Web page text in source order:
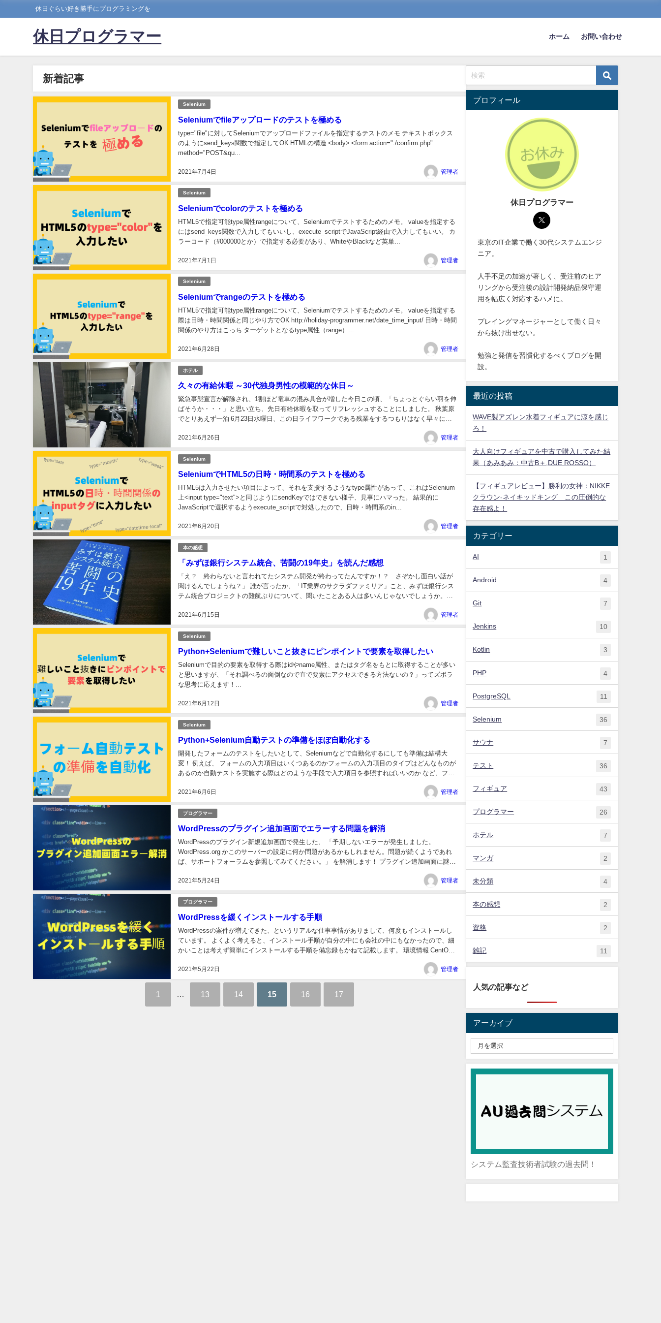
休日ぐらい好き勝手にプログラミングを
休日プログラマー ホーム お問い合わせ
新着記事
Selenium
Seleniumでfileアップロードのテストを極める
2021年7月4日
type="file"に対してSeleniumでアップロードファイルを指定するテストのメモ テキストボックス
のようにsend_keys関数で指定してOK HTMLの構造 <body> <form action="./confirm.php"
method="POST&qu...
管理者
Selenium
Seleniumでcolorのテストを極める
2021年7月1日
HTML5で指定可能type属性rangeについて、Seleniumでテストするためのメモ。 valueを指定する
にはsend_keys関数で入力してもいいし、execute_scriptでJavaScript経由で入力してもいい。 カ
ラーコード（#000000とか）で指定する必要があり、WhiteやBlackなど英単...
管理者
Selenium
Seleniumでrangeのテストを極める
2021年6月28日
HTML5で指定可能type属性rangeについて、Seleniumでテストするためのメモ。 valueを指定する
際は日時・時間関係と同じやり方でOK http://holiday-programmer.net/date_time_input/ 日時・時間
関係のやり方はこっち ターゲットとなるtype属性（range）...
管理者
ホテル
久々の有給休暇 ～30代独身男性の模範的な休日～
2021年6月26日
緊急事態宣言が解除され、1割ほど電車の混み具合が増した今日この頃、「ちょっとぐらい羽を伸
ばそうか・・・」と思い立ち、先日有給休暇を取ってリフレッシュすることにしました。 秋葉原
でとりあえず一泊 6月23日水曜日、この日ライフワークである残業をするつもりはなく早々に仕
管理者
Selenium
SeleniumでHTML5の日時・時間系のテストを極める
2021年6月20日
HTML5は入力させたい項目によって、それを支援するようなtype属性があって、これはSelenium
上<input type="text">と同じようにsendKeyではできない様子、見事にハマった。 結果的に
JavaScriptで選択するようexecute_scriptで対処したので、日時・時間系のin...
管理者
本の感想
「みずほ銀行システム統合、苦闘の19年史」を読んだ感想
2021年6月15日
「え？ 終わらないと言われてたシステム開発が終わってたんですか！？ さぞかし面白い話が
聞けるんでしょうね？」 誰が言ったか、「IT業界のサクラダファミリア」こと、みずほ銀行シス
テム統合プロジェクトの難航ぶりについて、聞いたことある人は多いんじゃないでしょうか。私
管理者
Selenium
Python+Seleniumで難しいこと抜きにピンポイントで要素を取得したい
2021年6月12日
Seleniumで目的の要素を取得する際はidやname属性、またはタグ名をもとに取得することが多い
と思いますが、「それ調べるの面倒なので直で要素にアクセスできる方法ないの？」ってズボラ
な思考に応えます！...
管理者
Selenium
Python+Selenium自動テストの準備をほぼ自動化する
2021年6月6日
開発したフォームのテストをしたいとして、Seleniumなどで自動化するにしても準備は結構大
変！ 例えば、 フォームの入力項目はいくつあるのかフォームの入力項目のタイプはどんなものが
あるのか自動テストを実施する際はどのような手段で入力項目を参照すればいいのか など、フォ
管理者
プログラマー
WordPressのプラグイン追加画面でエラーする問題を解消
2021年5月24日
WordPressのプラグイン新規追加画面で発生した、 「予期しないエラーが発生しました。
WordPress.org かこのサーバーの設定に何か問題があるかもしれません。問題が続くようであれ
ば、サポートフォーラムを参照してみてください。」 を解消します！ プラグイン追加画面に謎の
管理者
プログラマー
WordPressを緩くインストールする手順
2021年5月22日
WordPressの案件が増えてきた、というリアルな仕事事情がありまして、何度もインストールし
ています。 よくよく考えると、インストール手順が自分の中にも会社の中にもなかったので、細
かいことは考えず簡単にインストールする手順を備忘録もかねて記載します。 環境情報 CentOS
管理者
1 13 14 15 16 17
プロフィール
休日プログラマー
東京のIT企業で働く30代システムエンジ
ニア。
人手不足の加速が著しく、受注前のヒア
リングから受注後の設計開発納品保守運
用を幅広く対応するハメに。
プレイングマネージャーとして働く日々
から抜け出せない。
勉強と発信を習慣化するべくブログを開
設。
最近の投稿
WAVE製アズレン水着フィギュアに涼を感じ
ろ！
大人向けフィギュアを中古で購入してみた結
果（あみあみ：中古B＋,DUE ROSSO）
【フィギュアレビュー】勝利の女神：NIKKE
クラウン-ネイキッドキング この圧倒的な
存在感よ！
カテゴリー
AI 1
Android 4
Git 7
Jenkins 10
Kotlin 3
PHP 4
PostgreSQL 11
Selenium 36
サウナ 7
テスト 36
フィギュア 43
プログラマー 26
ホテル 7
マンガ 2
未分類 4
本の感想 2
資格 2
雑記 11
人気の記事など
アーカイブ
システム監査技術者試験の過去問！